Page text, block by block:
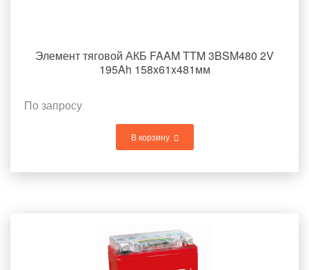
Элемент тяговой АКБ FAAM TTM 3BSM480 2V
195Ah 158x61x481мм
По запросу
В корзину